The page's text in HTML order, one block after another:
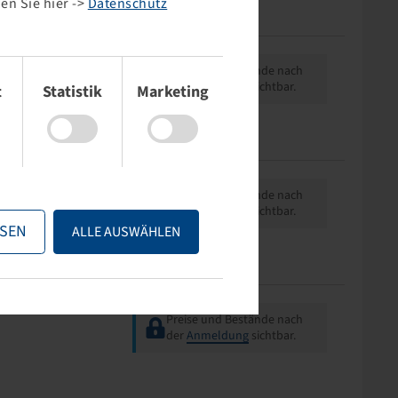
Statistik Marketing
ALLE AUSWÄHLEN
Preise und Bestände nach
derAnmeldung sichtbar.
Preise und Bestände nach
derAnmeldung sichtbar.
Preise und Bestände nach
derAnmeldung sichtbar.